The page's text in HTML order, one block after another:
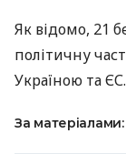
Як відомо, 21
політичну
Україною та ЄС.
За матеріалами: